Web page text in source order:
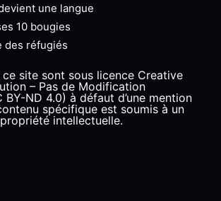
une langue
10 bougies
des réfugiés
site sont sous licence Creative
– Pas de Modification
BY-ND 4.0) à défaut d’une mention
spécifique est soumis à un
intellectuelle.